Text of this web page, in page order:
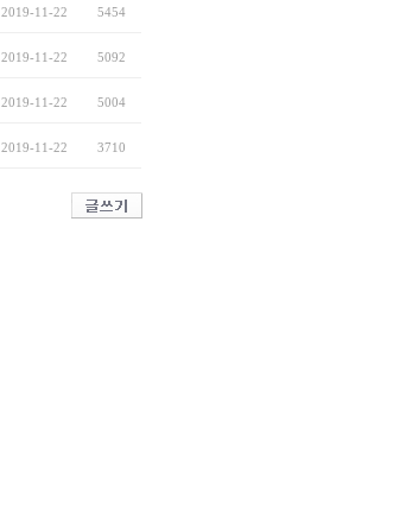
2019-11-22 5454
2019-11-22 5092
2019-11-22 5004
2019-11-22 3710